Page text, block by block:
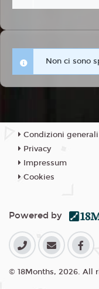
Non ci sono
Condizioni generali
Privacy
Impressum
Cookies
Powered by
© 18Months, 2026. All